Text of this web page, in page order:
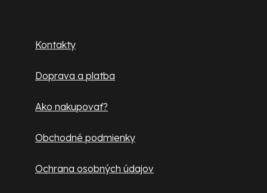
Kontakty
Doprava a platba
Ako nakupovať?
Obchodné podmienky
Ochrana osobných údajov